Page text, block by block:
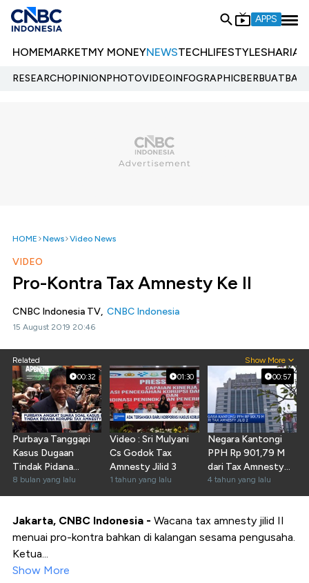
APPS
HOMEMARKETMY MONEYNEWSTECHLIFESTYLESHARIA
RESEARCHOPINIONPHOTOVIDEOINFOGRAPHIC
HOME News Video News
VIDEO
Pro-Kontra Tax Amnesty Ke II
CNBC Indonesia TV, CNBC Indonesia
15 August 2019 20:46
Related Show More
00:32
Purbaya Tanggapi
Kasus Dugaan
Tindak Pidana
Korupsi Tax
Amnesty
8 bulan yang lalu
01:30
Video : Sri Mulyani
Cs Godok Tax
Amnesty Jilid 3
1 tahun yang lalu
00:57
Negara Kantongi
PPH Rp 901,79 M
dari Tax Amnesty
Jilid 2
4 tahun yang lalu
Jakarta, CNBC Indonesia - Wacana tax amnesty jilid II
menuai pro-kontra bahkan di kalangan sesama pengusaha.
Ketua...
Show More